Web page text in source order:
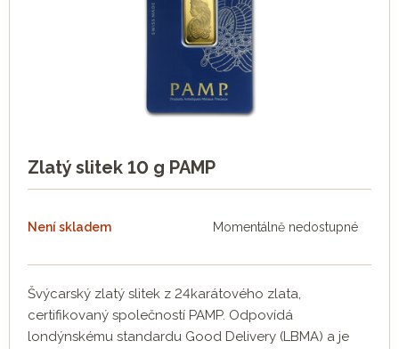
mince obdrží v případě, že požádá o její výměnu u
centrální banky, tedy emitenta dané mince, jež garantuje
zpětný výkup mincí. Nejedná se však o prodejní cenu, ta
bývá řádově vyšší a zohledňuje hodnotu obsaženého
drahého kovu, kvalitu zpracování a emisní náklad, v jakém
Díky tomu však mohou na hodnotě růst rychleji než
samotná cena kovu. Dobrým příkladem je Lunární série.
Zlatý slitek 10 g PAMP
Není skladem Momentálně nedostupné
Švýcarský zlatý slitek z 24karátového zlata,
certifikovaný společností PAMP. Odpovídá
londýnskému standardu Good Delivery (LBMA) a je